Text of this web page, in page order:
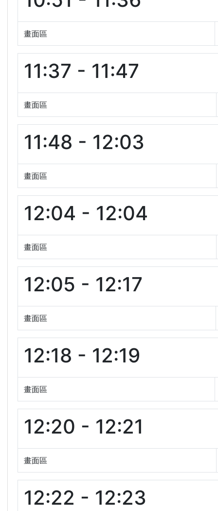
畫面區
11:37 - 11:47
畫面區
11:48 - 12:03
畫面區
12:04 - 12:04
畫面區
12:05 - 12:17
畫面區
12:18 - 12:19
畫面區
12:20 - 12:21
畫面區
12:22 - 12:23